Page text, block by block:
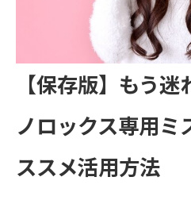
運営会
【保存版】もう
ノロックス専用ミ
ススメ活用方法